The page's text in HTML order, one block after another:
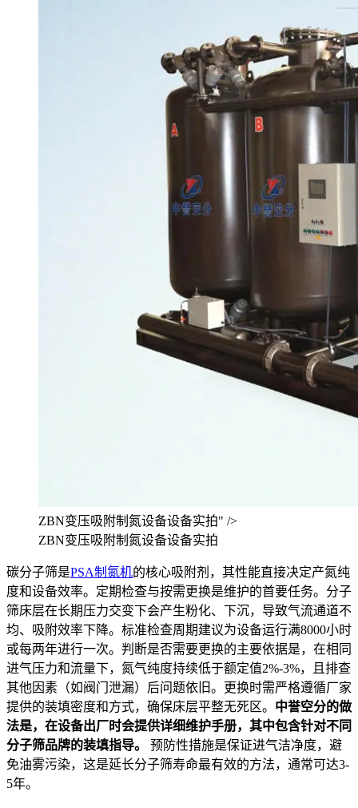
ZBN变压吸附制氮设备设备实拍" />
ZBN变压吸附制氮设备设备实拍
碳分子筛是PSA制氮机的核心吸附剂，其性能直接决定产氮纯
度和设备效率。定期检查与按需更换是维护的首要任务。分子
筛床层在长期压力交变下会产生粉化、下沉，导致气流通道不
均、吸附效率下降。标准检查周期建议为设备运行满8000小时
或每两年进行一次。判断是否需要更换的主要依据是，在相同
进气压力和流量下，氮气纯度持续低于额定值2%-3%，且排查
其他因素（如阀门泄漏）后问题依旧。更换时需严格遵循厂家
提供的装填密度和方式，确保床层平整无死区。 中誉空分的做
法是，在设备出厂时会提供详细维护手册，其中包含针对不同
分子筛品牌的装填指导。
预防性措施是保证进气洁净度，避
免油雾污染，这是延长分子筛寿命最有效的方法，通常可达3-
5年。